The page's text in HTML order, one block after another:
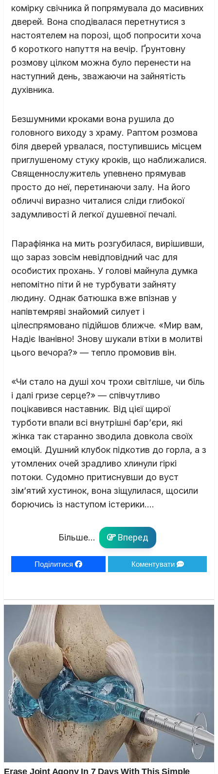
комірку свічника й попрямувала до масивних
дверей. Вона сподівалася перетнутися з
настоятелем на порозі, щоб попросити хоча
б короткого напуття на вечір. Ґрунтовну
розмову цілком можна було перенести на
наступний день, зважаючи на зайнятість
духівника.
Безшумними кроками вона рушила до
головного виходу з храму. Раптом розмова
біля дверей урвалася, поступившись місцем
приглушеному стуку кроків, що наближалися.
Священнослужитель упевнено прямував
просто до неї, перетинаючи залу. На його
обличчі виразно читалися сліди глибокої
задумливості й легкої душевної печалі.
Парафіянка на мить розгубилася, вирішивши,
що зараз зовсім невідповідний час для
особистих прохань. У голові майнула думка
непомітно піти й не турбувати зайняту
людину. Однак батюшка вже впізнав у
напівтемряві знайомий силует і
цілеспрямовано підійшов ближче. «Мир вам,
Надіє Іванівно! Знову шукали втіхи в молитві
цього вечора?» — тепло промовив він.
«Чи стало на душі хоч трохи світліше, чи біль
і далі гризе серце?» — співчутливо
поцікавився наставник. Від цієї щирої
турботи впали всі внутрішні бар’єри, які
жінка так старанно зводила довкола своїх
емоцій. Душний клубок підкотив до горла, а з
утомлених очей зрадливо хлинули гіркі
потоки. Судомно притиснувши до вуст
зім’ятий хустинок, вона зіщулилася, щосили
борючись із наступом істерики….
Більше... Вперед
Поділитися Коментувати